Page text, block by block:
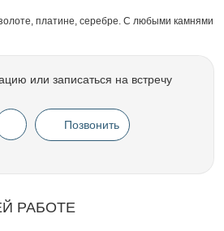
платине, серебре. С любыми камнями
или записаться на встречу
Позвонить
РАБОТЕ